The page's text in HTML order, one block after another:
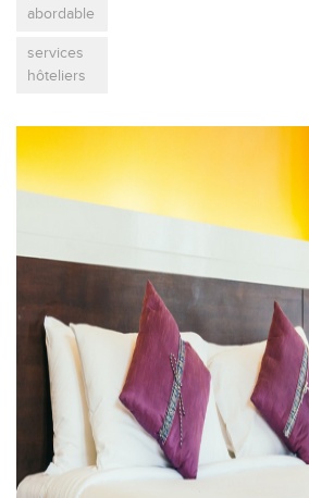
abordable
services
hôteliers